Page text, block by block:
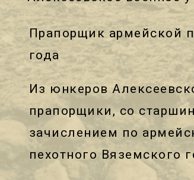
Прапорщик армейской
года
Из юнкеров
прапорщики, со
зачислением по
пехотного Вяземского